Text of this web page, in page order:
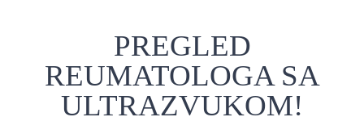
PREGLED
REUMATOLOGA SA
ULTRAZVUKOM!